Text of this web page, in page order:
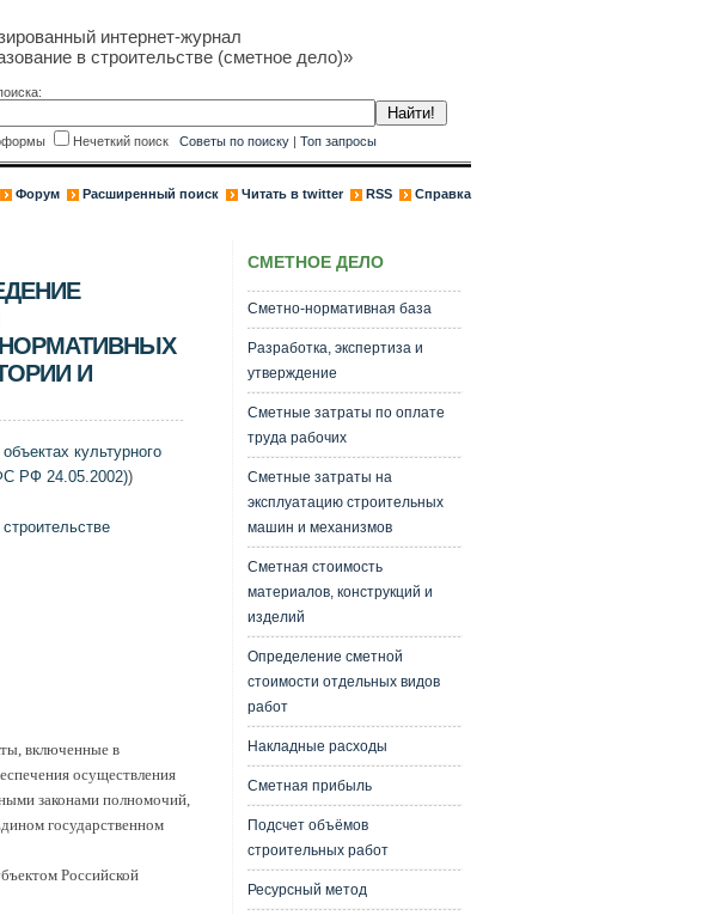
интернет-журнал
в строительстве (сметное дело)»
Нечеткий поиск Советы по поиску| Топ запросы
Форум Расширенный поиск Читать в twitter RSS Справка
И
культурного
РФ 24.05.2002))
включенные в
осуществления
законами полномочий,
государственном
Российской
СМЕТНОЕ ДЕЛО
Сметно-нормативная база
Разработка, экспертиза и
утверждение
Сметные затраты по оплате
труда рабочих
Сметные затраты на
эксплуатацию строительных
машин и механизмов
Сметная стоимость
материалов, конструкций и
изделий
Определение сметной
стоимости отдельных видов
работ
Накладные расходы
Сметная прибыль
Подсчет объёмов
строительных работ
Ресурсный метод